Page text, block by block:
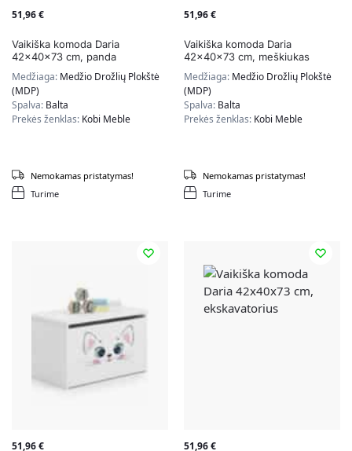
51,96€
Vaikiška komoda Daria
42x40x73 cm, panda
Medžiaga: Medžio Drožlių Plokštė
(MDP)
Spalva: Balta
Prekės ženklas: Kobi Meble
Turime
Nemokamas pristatymas!
51,96€
Vaikiška komoda Daria
42x40x73 cm, meškiukas
Medžiaga: Medžio Drožlių Plokštė
(MDP)
Spalva: Balta
Prekės ženklas: Kobi Meble
Turime
Nemokamas pristatymas!
51,96€ 51,96€